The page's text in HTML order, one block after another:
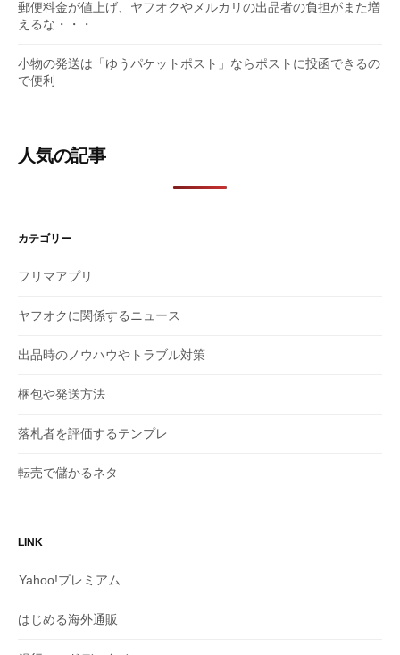
郵便料金が値上げ、ヤフオクやメルカリの出品者の負担がまた増
えるな・・・
小物の発送は「ゆうパケットポスト」ならポストに投函できるの
で便利
人気の記事
カテゴリー
フリマアプリ
ヤフオクに関係するニュース
出品時のノウハウやトラブル対策
梱包や発送方法
落札者を評価するテンプレ
転売で儲かるネタ
LINK
Yahoo!プレミアム
はじめる海外通販